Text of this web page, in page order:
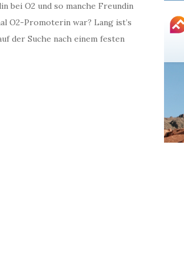
bei O2 und so manche Freundin
O2-Promoterin war? Lang ist’s
der Suche nach einem festen